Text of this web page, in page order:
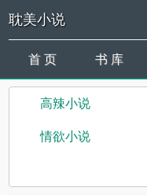
耽美小说
首 页 书 库
高辣小说
情欲小说